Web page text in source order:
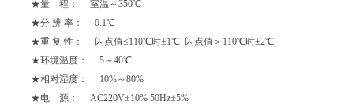
★量 程： 室温～350℃
★分 辨 率： 0.1℃
★重 复 性： 闪点值≤110℃时±1℃ 闪点值＞110℃时±2℃
★环境温度： 5～40℃
★相对湿度： 10%～80%
★电 源： AC220V±10% 50Hz±5%